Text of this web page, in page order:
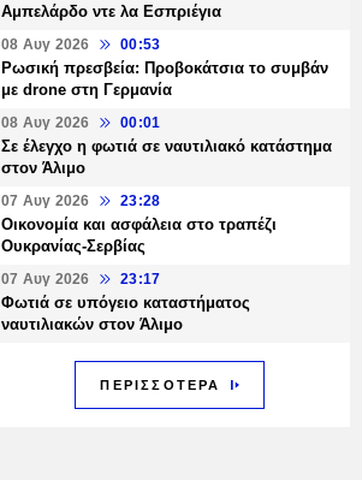
Αμπελάρδο ντε λα Εσπριέγια
08 Αυγ 2026 00:53
Ρωσική πρεσβεία: Προβοκάτσια το συμβάν
με drone στη Γερμανία
08 Αυγ 2026 00:01
Σε έλεγχο η φωτιά σε ναυτιλιακό κατάστημα
στον Άλιμο
07 Αυγ 2026 23:28
Οικονομία και ασφάλεια στο τραπέζι
Ουκρανίας-Σερβίας
07 Αυγ 2026 23:17
Φωτιά σε υπόγειο καταστήματος
ναυτιλιακών στον Άλιμο
ΠΕΡΙΣΣΟΤΕΡΑ